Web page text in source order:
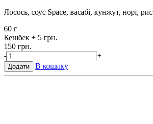
Лосось, соус Space, васабі, кунжут, норі, рис
60 г
Кешбек + 5 грн.
150 грн.
-
+
Додати В кошику